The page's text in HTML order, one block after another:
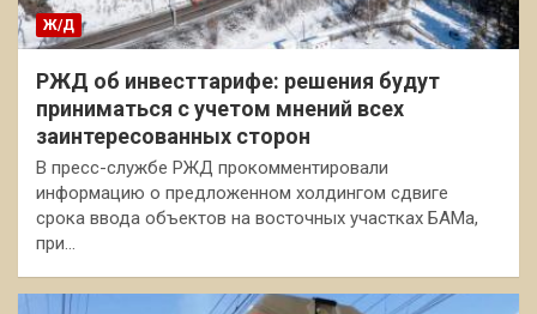
Ж/Д
РЖД об инвесттарифе: решения будут
приниматься с учетом мнений всех
заинтересованных сторон
В пресс-службе РЖД прокомментировали
информацию о предложенном холдингом сдвиге
срока ввода объектов на восточных участках БАМа,
при…